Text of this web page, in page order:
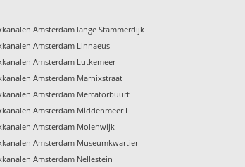
Amsterdam lange Stammerdijk
Amsterdam Linnaeus
Amsterdam Lutkemeer
Amsterdam Marnixstraat
Amsterdam Mercatorbuurt
Amsterdam Middenmeer I
Amsterdam Molenwijk
Amsterdam Museumkwartier
Amsterdam Nellestein